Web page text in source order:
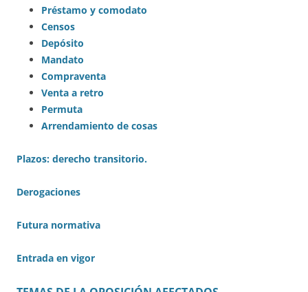
Préstamo y comodato
Censos
Depósito
Mandato
Compraventa
Venta a retro
Permuta
Arrendamiento de cosas
Plazos: derecho transitorio.
Derogaciones
Futura normativa
Entrada en vigor